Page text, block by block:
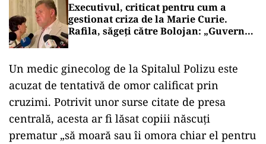
Executivul, criticat pentru cum a
gestionat criza de la Marie Curie.
Rafila, săgeți către Bolojan: „Guvernul
Un medic ginecolog de la Spitalul Polizu este
acuzat de tentativă de omor calificat prin
cruzimi. Potrivit unor surse citate de presa
centrală, acesta ar fi lăsat copiii născuţi
prematur „să moară sau îi omora chiar el pentru